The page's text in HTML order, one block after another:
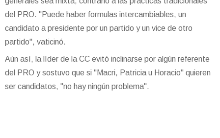
del PRO. "Puede haber formulas intercambiables, un
candidato a presidente por un partido y un vice de otro
partido", vaticinó.
Aún así, la líder de la CC evitó inclinarse por algún referente
del PRO y sostuvo que si "Macri, Patricia u Horacio" quieren
ser candidatos, "no hay ningún problema".